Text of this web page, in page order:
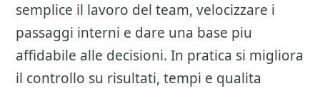
semplice il lavoro del team, velocizzare i
passaggi interni e dare una base piu
affidabile alle decisioni. In pratica si migliora
il controllo su risultati, tempi e qualita